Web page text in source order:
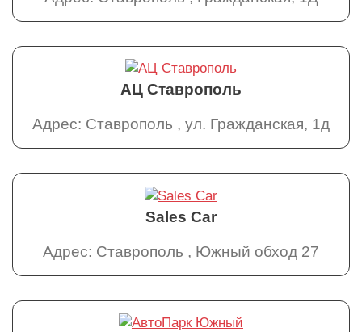
АЦ Ставрополь
Адрес: Ставрополь , ул. Гражданская, 1д
Sales Car
Адрес: Ставрополь , Южный обход 27